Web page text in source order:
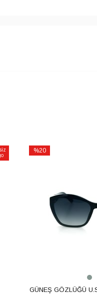
%20
GÜNEŞ GÖZLÜĞÜ